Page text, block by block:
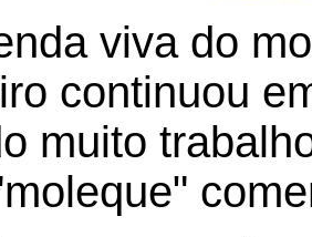
viva do
continuou
muito